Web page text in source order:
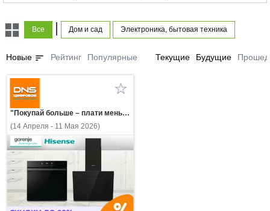
Все | Дом и сад Электроника, бытовая техника
Новые sort Рейтинг Популярные Текущие Будущие
"Покупай больше – плати меньше! Скидки до 20% на бытовую технику Gorenje и Hisense!"
(14 Апреля - 11 Мая 2026)